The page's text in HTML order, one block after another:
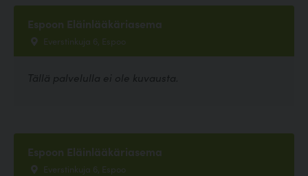
Espoon Eläinlääkäriasema
Everstinkuja 6, Espoo
Tällä palvelulla ei ole kuvausta.
Espoon Eläinlääkäriasema
Everstinkuja 6, Espoo